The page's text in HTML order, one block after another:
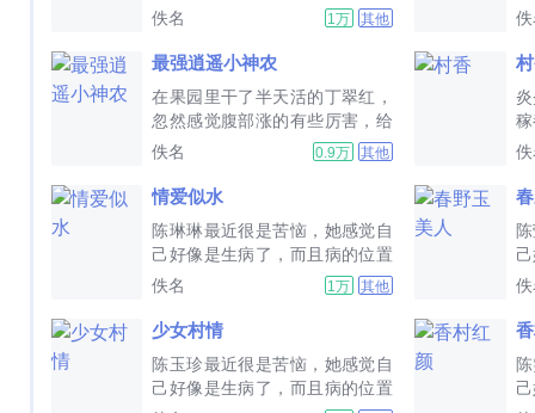
耻。...
佚名 1万 其他
最强逍遥小神农
在果园里干了半天活的丁翠红，
忽然感觉腹部涨的有些厉害，给
今天来帮忙的小叔子赵小磊说了
去。...
佚名 0.9万 其他
情爱似水
陈琳琳最近很是苦恼，她感觉自
己好像是生病了，而且病的位置
还很羞耻。...
佚名 1万 其他
少女村情
陈玉珍最近很是苦恼，她感觉自
己好像是生病了，而且病的位置